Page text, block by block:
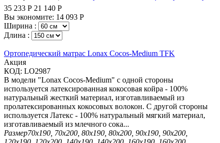
35 233 Р 21 140 Р
Вы экономите: 14 093 Р
Ширина :
Длина :
Ортопедический матрас Lonax Cocos-Medium TFK
Aкция
КОД: LO2987
В модели "Lonax Cocos-Medium" с одной стороны
используется латексированная кокосовая койра - 100%
натуральный жесткий материал, изготавливаемый из
пролатексированных кокосовых волокон. С другой стороны
используется Латекс - 100% натуральный мягкий материал,
изготавливаемый из млечного сока...
Размер70х190, 70х200, 80х190, 80х200, 90х190, 90х200,